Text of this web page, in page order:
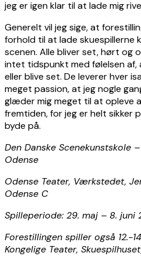
jeg er igen klar til at lade mig
Generelt vil jeg sige, at
forhold til at lade skuespillerne
scenen. Alle bliver set, hørt og
intet tidspunkt med følelsen af,
eller blive set. De leverer hver
meget passion, at jeg nogle
glæder mig meget til at opleve
fremtiden, for jeg er helt sikker
byde på.
Den Danske Scenekunstskole
Odense
Odense Teater, Værkstedet,
Odense C
Spilleperiode: 29. maj – 8. juni
Forestillingen spiller også 12.-
Kongelige Teater,